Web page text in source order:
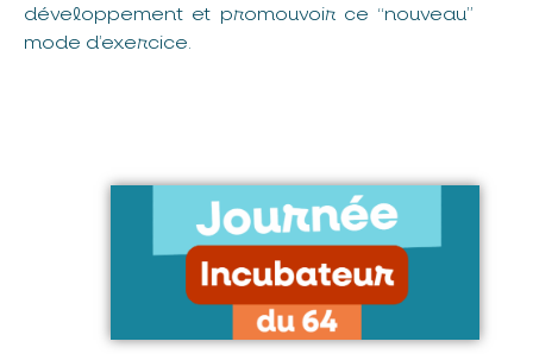
développement et promouvoir ce “nouveau”
mode d’exercice.